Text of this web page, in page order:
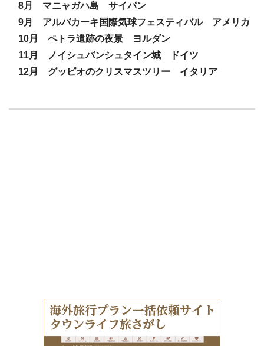
8月 マニャガハ島 サイパン
9月 アルバカーキ国際気球フェスティバル アメリカ
10月 ペトラ遺跡の夜景 ヨルダン
11月 ノイシュバンシュタイン城 ドイツ
12月 グッピオのクリスマスツリー イタリア